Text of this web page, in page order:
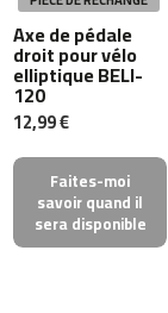
e
c
o
r
r
M
C
-
Axe de pédale
droit pour vélo
elliptique BELI-
120
12,99 €
Faites-moi
savoir quand il
sera disponible